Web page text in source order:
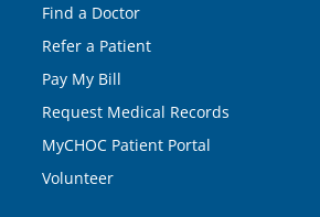
Find a Doctor
Refer a Patient
Pay My Bill
Request Medical Records
MyCHOC Patient Portal
Volunteer